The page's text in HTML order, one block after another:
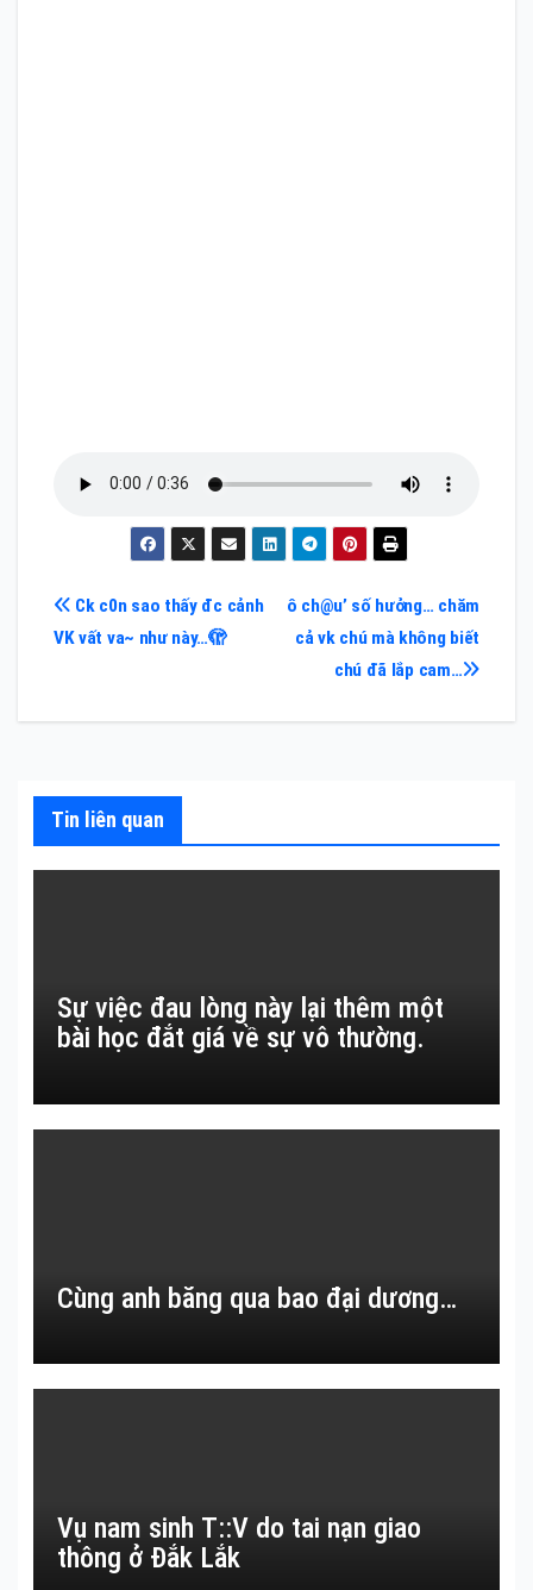
Điều
bài
ô ch@u’ số hưởng… chăm
cả vk chú mà không biết
chú đã lắp cam…
Ck c0n sao thấy đc cảnh
VK vất va~ như này…🫣
Tin liên quan
Sự việc đau lòng này lại thêm một
bài học đắt giá về sự vô thường.
Cùng anh băng qua bao đại dương…
Vụ nam sinh T::V do tai nạn giao
thông ở Đắk Lắk